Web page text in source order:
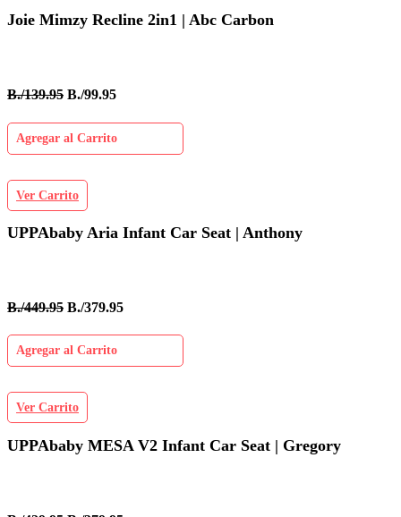
Joie Mimzy Recline 2in1 | Abc Carbon
B./139.95 B./99.95
Agregar al Carrito
Ver Carrito
UPPAbaby Aria Infant Car Seat | Anthony
B./449.95 B./379.95
Agregar al Carrito
Ver Carrito
UPPAbaby MESA V2 Infant Car Seat | Gregory